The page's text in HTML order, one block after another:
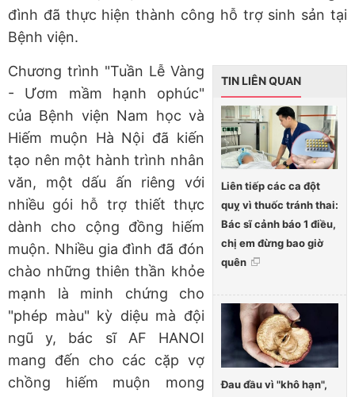
đình đã thực hiện thành công hỗ trợ sinh sản tại
Bệnh viện.
TIN LIÊN QUAN
Liên tiếp các ca đột
quỵ vì thuốc tránh thai:
Bác sĩ cảnh báo 1 điều,
chị em đừng bao giờ
quên
Đau đầu vì "khô hạn",
Chương trình "Tuần Lễ Vàng
- Ươm mầm hạnh ophúc"
của Bệnh viện Nam học và
Hiếm muộn Hà Nội đã kiến
tạo nên một hành trình nhân
văn, một dấu ấn riêng với
nhiều gói hỗ trợ thiết thực
dành cho cộng đồng hiếm
muộn. Nhiều gia đình đã đón
chào những thiên thần khỏe
mạnh là minh chứng cho
"phép màu" kỳ diệu mà đội
ngũ y, bác sĩ AF HANOI
mang đến cho các cặp vợ
chồng hiếm muộn mong